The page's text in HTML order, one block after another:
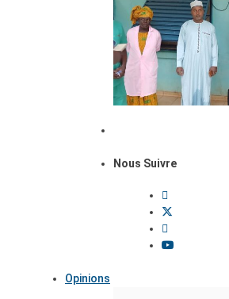
Nous Suivre
Opinions